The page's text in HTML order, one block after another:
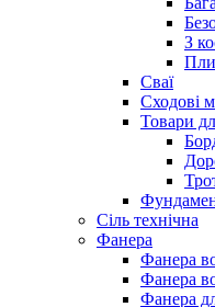
З
Сваї
Сходові
Товари
Сіль технічна
Фанера
Фанера
Фанера
Фанера